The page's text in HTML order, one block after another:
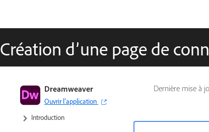
Création d’une page de
Dernière mise à
Dreamweaver
Ouvrir l’application
Guide de l’utilisateur de
Dreamweaver
Introduction